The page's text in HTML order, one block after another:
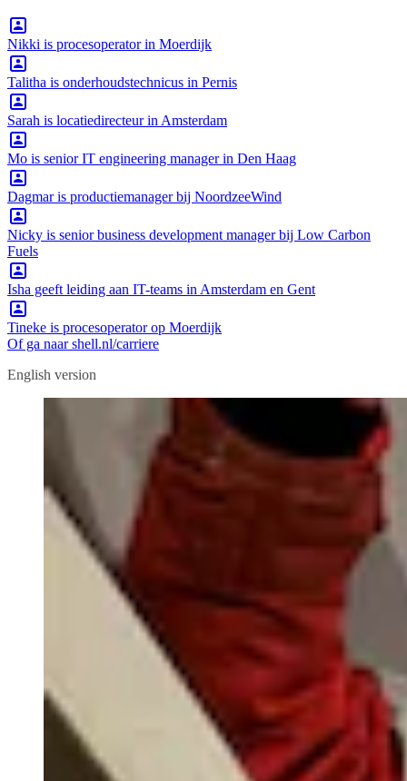
Nikki is procesoperator in Moerdijk
Talitha is onderhoudstechnicus in Pernis
Sarah is locatiedirecteur in Amsterdam
Mo is senior IT engineering manager in Den Haag
Dagmar is productiemanager bij NoordzeeWind
Nicky is senior business development manager bij Low Carbon
Fuels
Isha geeft leiding aan IT-teams in Amsterdam en Gent
Tineke is procesoperator op Moerdijk
Of ga naar shell.nl/carriere
English version